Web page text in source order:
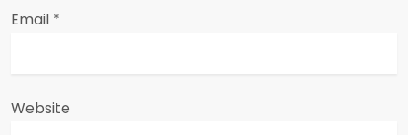
Email *
Website